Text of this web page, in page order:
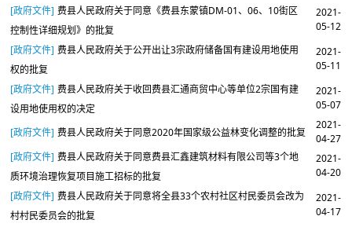
[政府文件] 费县人民政府关于同意《费县东蒙镇DM-01、06、10街区
控制性详细规划》的批复
2021-
05-12
[政府文件] 费县人民政府关于公开出让3宗政府储备国有建设用地使用
权的批复
2021-
05-11
[政府文件] 费县人民政府关于收回费县汇通商贸中心等单位2宗国有建
设用地使用权的决定
2021-
05-07
[政府文件] 费县人民政府关于同意2020年国家级公益林变化调整的批复
2021-
04-27
[政府文件] 费县人民政府关于同意费县汇鑫建筑材料有限公司等3个地
质环境治理恢复项目施工招标的批复
2021-
04-20
[政府文件] 费县人民政府关于同意将全县33个农村社区村民委员会改为
村村民委员会的批复
2021-
04-17